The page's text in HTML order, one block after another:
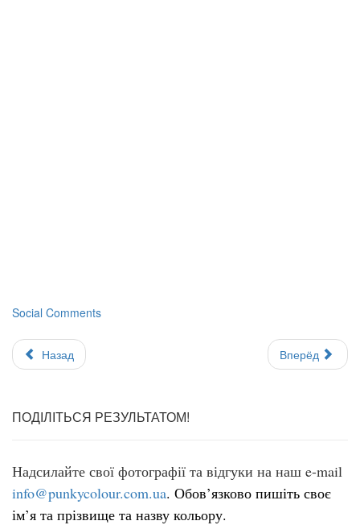
Social Comments
Назад Вперёд
ПОДІЛІТЬСЯ РЕЗУЛЬТАТОМ!
Надсилайте свої фотографії та відгуки на наш e-mail
info@punkycolour.com.ua. Обов’язково пишіть своє
ім’я та прізвище та назву кольору.